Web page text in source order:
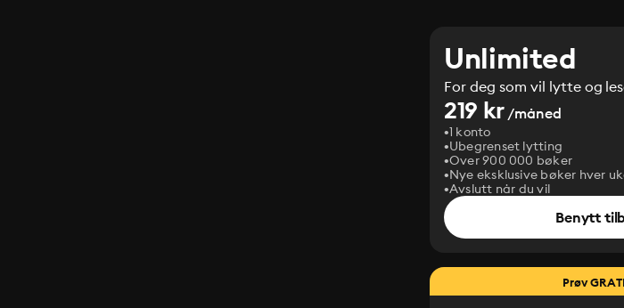
Unlimited
For deg som vil lytte og
219 kr/måned
1 konto
Ubegrenset lytting
Over 900 000 bøker
Nye eksklusive bøker hver
Avslutt når du vil
Benytt
Prøv